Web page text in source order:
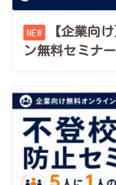
【企業向
ン無料セミナ